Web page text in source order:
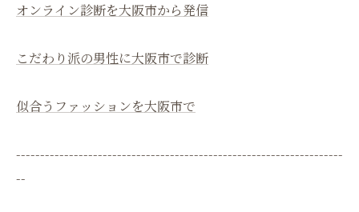
オンライン診断を大阪市から発信
こだわり派の男性に大阪市で診断
似合うファッションを大阪市で
--------------------------------------------------------------------
--